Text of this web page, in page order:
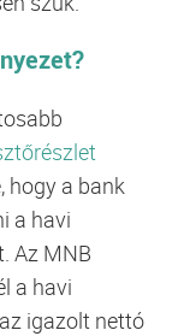
hogy a bank
a havi
Az MNB
a havi
az igazolt nettó